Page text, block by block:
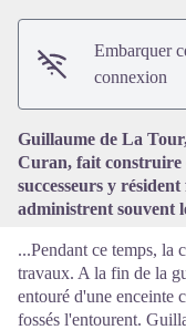
Embarquer
connexion
Guillaume de La
Curan, fait construire
successeurs y
administrent souvent
...Pendant ce temps, la
travaux. A la fin de la
entouré d'une enceinte
fossés l'entourent.